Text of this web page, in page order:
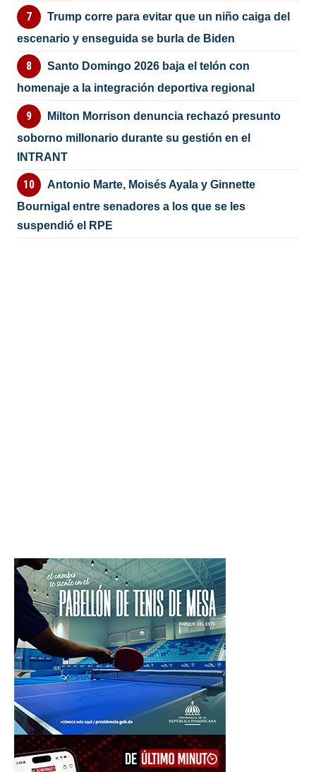
Trump corre para evitar que un niño caiga del
escenario y enseguida se burla de Biden
Santo Domingo 2026 baja el telón con
homenaje a la integración deportiva regional
Milton Morrison denuncia rechazó presunto
soborno millonario durante su gestión en el
INTRANT
Antonio Marte, Moisés Ayala y Ginnette
Bournigal entre senadores a los que se les
suspendió el RPE